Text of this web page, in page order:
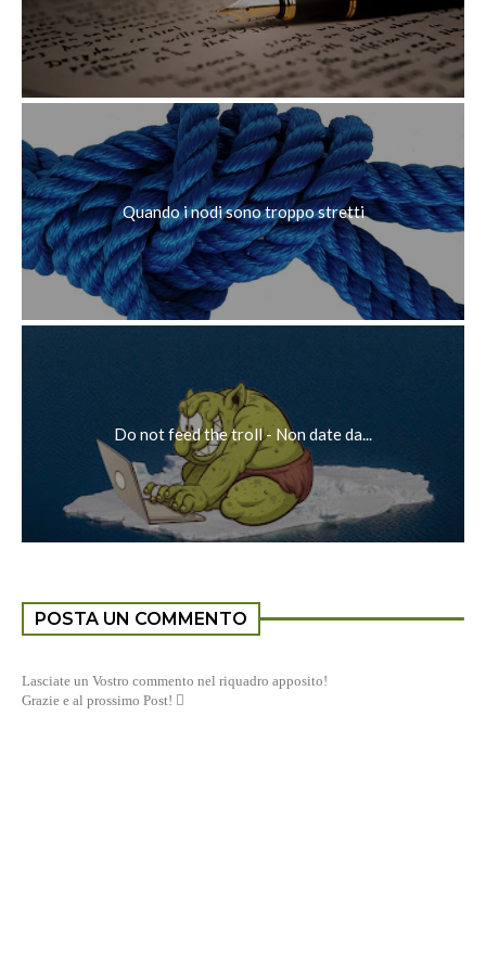
Quando i nodi sono troppo stretti
Do not feed the troll - Non date da...
POSTA UN COMMENTO
Lasciate un Vostro commento nel riquadro apposito!
Grazie e al prossimo Post! 